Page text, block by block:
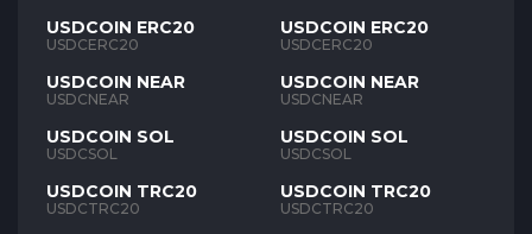
USDCOIN ERC20
USDCERC20
USDCOIN NEAR
USDCNEAR
USDCOIN SOL
USDCSOL
USDCOIN TRC20
USDCTRC20
USDCOIN ERC20
USDCERC20
USDCOIN NEAR
USDCNEAR
USDCOIN SOL
USDCSOL
USDCOIN TRC20
USDCTRC20